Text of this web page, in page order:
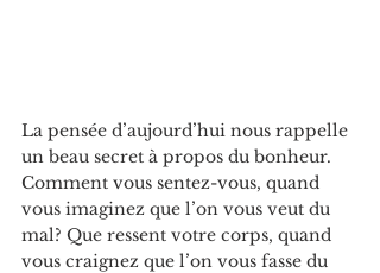
La pensée d’aujourd’hui nous rappelle
un beau secret à propos du bonheur.
Comment vous sentez-vous, quand
vous imaginez que l’on vous veut du
mal? Que ressent votre corps, quand
vous craignez que l’on vous fasse du